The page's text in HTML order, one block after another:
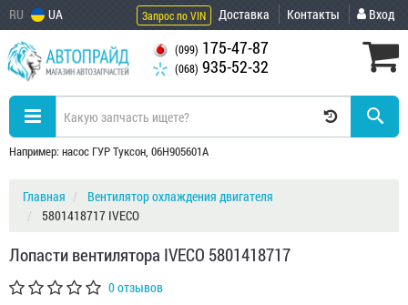
RU UA Запрос по VIN Доставка Контакты Вход
(099) 175-47-87
(068) 935-52-32
Например: насос ГУР Туксон, 06H905601A
Главная
Вентилятор охлаждения двигателя
5801418717 IVECO
Лопасти вентилятора IVECO 5801418717
0 отзывов